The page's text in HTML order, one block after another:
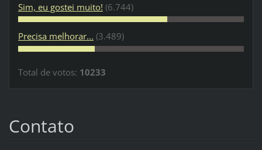
Sim, eu gostei muito! (6.744)
Precisa melhorar... (3.489)
Total de votos: 10233
Contato